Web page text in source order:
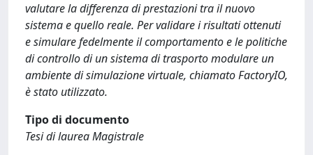
valutare la differenza di prestazioni tra il nuovo
sistema e quello reale. Per validare i risultati ottenuti
e simulare fedelmente il comportamento e le politiche
di controllo di un sistema di trasporto modulare un
ambiente di simulazione virtuale, chiamato FactoryIO,
è stato utilizzato.
Tipo di documento
Tesi di laurea Magistrale